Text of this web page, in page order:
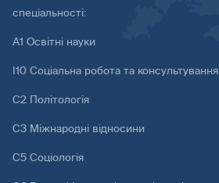
спеціальності:
А1 Освітні науки
І10 Соціальна робота та консультування
С2 Політологія
С3 Міжнародні відносини
С5 Соціологія